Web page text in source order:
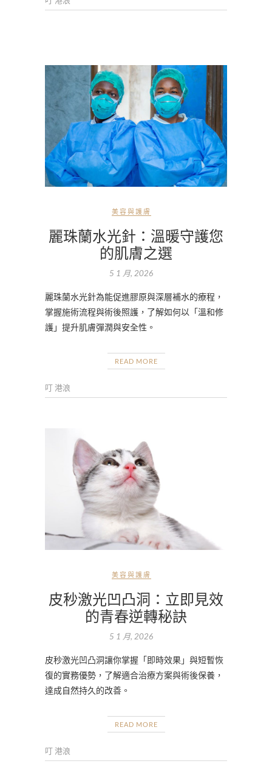
美容與護膚
麗珠蘭水光針：溫暖守護您
的肌膚之選
5 1 月, 2026
麗珠蘭水光針為能促進膠原與深層補水的療程，
掌握施術流程與術後照護，了解如何以「溫和修
護」提升肌膚彈潤與安全性。
READ MORE
叮 港浪
美容與護膚
皮秒激光凹凸洞：立即見效
的青春逆轉秘訣
5 1 月, 2026
皮秒激光凹凸洞讓你掌握「即時效果」與短暫恢
復的實務優勢，了解適合治療方案與術後保養，
達成自然持久的改善。
READ MORE
叮 港浪